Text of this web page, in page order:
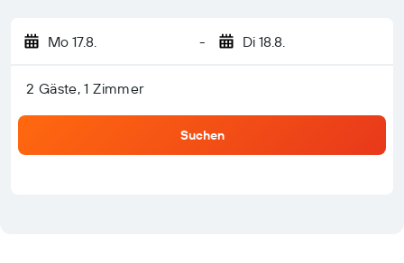
Mo 17.8. - Di 18.8.
2 Gäste, 1 Zimmer
Suchen